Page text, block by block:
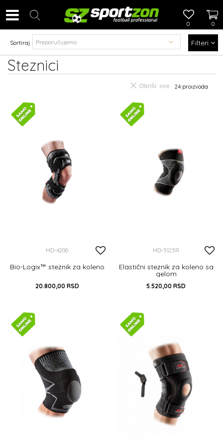
0
0
Steznici
Sortiraj Filteri
24 proizvoda
Obriši sve
MD-4200
Bio-Logix™ steznik za koleno
20.800,00 RSD
DODAJ U KORPU
MD-5125R
Elastični steznik za koleno sa
gelom
5.520,00 RSD
DODAJ U KORPU